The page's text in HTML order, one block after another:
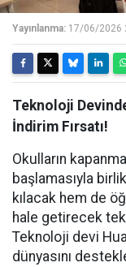
Yayınlanma: 17/06/2026
Teknoloji
İndirim Fırsatı!
Okulların
başlamasıyla
kılacak hem de
hale getirecek
Teknoloji devi
dünyasını